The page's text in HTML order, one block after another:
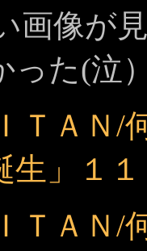
画像が
った(泣
ＴＡＮ/
生」１
ＴＡＮ/